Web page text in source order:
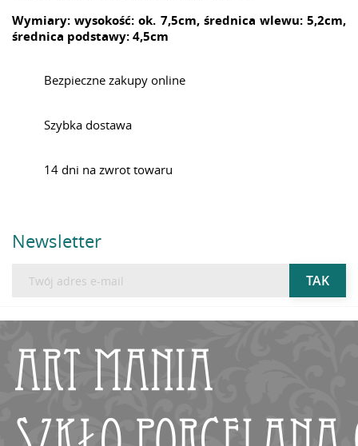
Wymiary: wysokość: ok. 7,5cm, średnica wlewu: 5,2cm,
średnica podstawy: 4,5cm
Bezpieczne zakupy online
Szybka dostawa
14 dni na zwrot towaru
Newsletter